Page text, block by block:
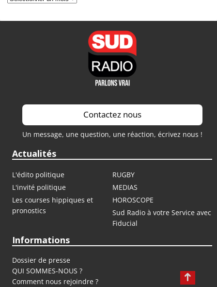
Contactez nous
Un message, une question, une réaction, écrivez nous !
Actualités
L'édito politique
RUGBY
L'invité politique
MEDIAS
Les courses hippiques et
pronostics
HOROSCOPE
Sud Radio à votre Service avec
Fiducial
Informations
Dossier de presse
QUI SOMMES-NOUS ?
Comment nous rejoindre ?